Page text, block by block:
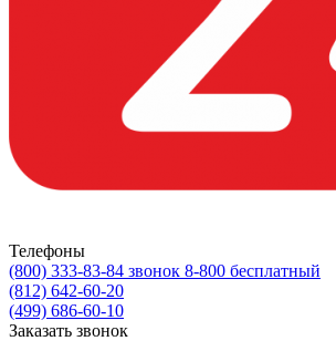
Телефоны
(800) 333-83-84 звонок 8-800 бесплатный
(812) 642-60-20
(499) 686-60-10
Заказать звонок